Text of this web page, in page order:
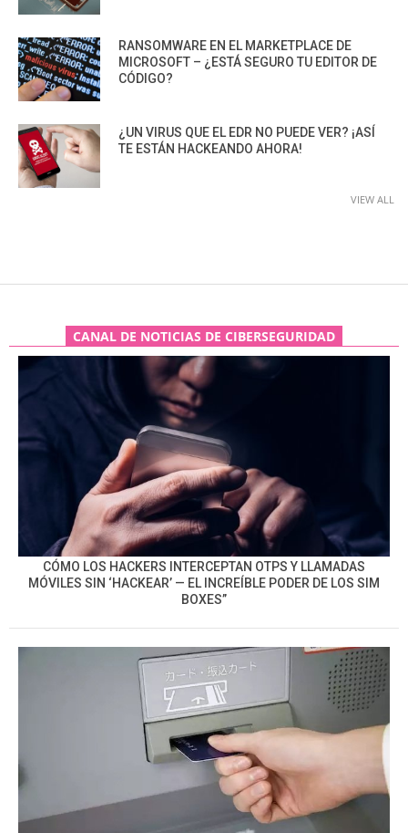
RANSOMWARE EN EL MARKETPLACE DE
MICROSOFT – ¿ESTÁ SEGURO TU EDITOR DE
CÓDIGO?
¿UN VIRUS QUE EL EDR NO PUEDE VER? ¡ASÍ
TE ESTÁN HACKEANDO AHORA!
VIEW ALL
CANAL DE NOTICIAS DE CIBERSEGURIDAD
CÓMO LOS HACKERS INTERCEPTAN OTPS Y LLAMADAS
MÓVILES SIN ‘HACKEAR’ — EL INCREÍBLE PODER DE LOS SIM
BOXES”